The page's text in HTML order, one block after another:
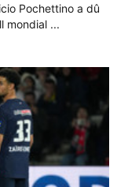
Pochettino a dû
mondial ...